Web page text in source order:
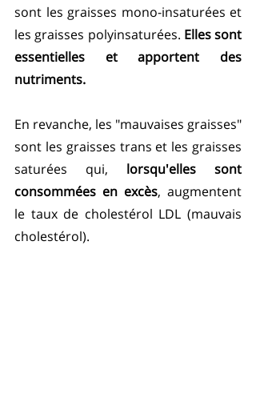
sont les graisses mono-insaturées et
les graisses polyinsaturées. Elles sont
essentielles et apportent des
nutriments.
En revanche, les "mauvaises graisses"
sont les graisses trans et les graisses
saturées qui, lorsqu'elles sont
consommées en excès, augmentent
le taux de cholestérol LDL (mauvais
cholestérol).